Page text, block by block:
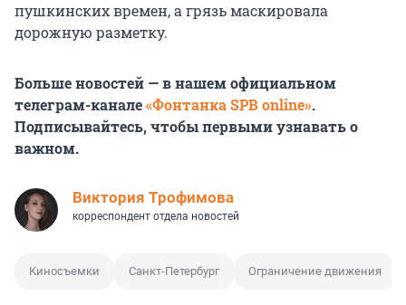
пушкинских времен, а грязь маскировала
дорожную разметку.
Больше новостей — в нашем официальном
телеграм-канале«Фонтанка SPB online».
Подписывайтесь, чтобы первыми узнавать о
важном.
Виктория Трофимова
корреспондент отдела новостей
Киносъемки Санкт-Петербург Ограничение движения